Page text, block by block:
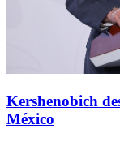
Kershenobich
México